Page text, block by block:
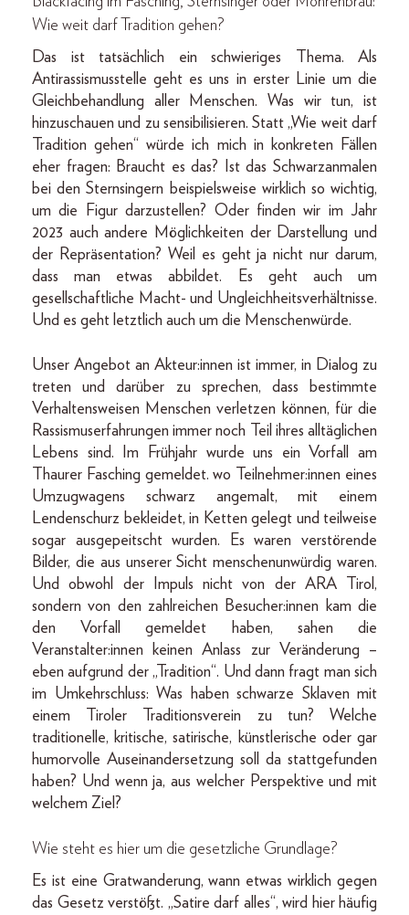
Wie weit darf Tradition gehen?
Das ist tatsächlich ein schwieriges Thema. Als
Antirassismusstelle geht es uns in erster Linie um die
Gleichbehandlung aller Menschen. Was wir tun, ist
hinzuschauen und zu sensibilisieren. Statt „Wie weit darf
Tradition gehen“ würde ich mich in konkreten Fällen
eher fragen: Braucht es das? Ist das Schwarzanmalen
bei den Sternsingern beispielsweise wirklich so wichtig,
um die Figur darzustellen? Oder finden wir im Jahr
2023 auch andere Möglichkeiten der Darstellung und
der Repräsentation? Weil es geht ja nicht nur darum,
dass man etwas abbildet. Es geht auch um
gesellschaftliche Macht- und Ungleichheitsverhältnisse.
Und es geht letztlich auch um die Menschenwürde.
Unser Angebot an Akteur:innen ist immer, in Dialog zu
treten und darüber zu sprechen, dass bestimmte
Verhaltensweisen Menschen verletzen können, für die
Rassismuserfahrungen immer noch Teil ihres alltäglichen
Lebens sind. Im Frühjahr wurde uns ein Vorfall am
Thaurer Fasching gemeldet. wo Teilnehmer:innen eines
Umzugwagens schwarz angemalt, mit einem
Lendenschurz bekleidet, in Ketten gelegt und teilweise
sogar ausgepeitscht wurden. Es waren verstörende
Bilder, die aus unserer Sicht menschenunwürdig waren.
Und obwohl der Impuls nicht von der ARA Tirol,
sondern von den zahlreichen Besucher:innen kam die
den Vorfall gemeldet haben, sahen die
Veranstalter:innen keinen Anlass zur Veränderung –
eben aufgrund der „Tradition“. Und dann fragt man sich
im Umkehrschluss: Was haben schwarze Sklaven mit
einem Tiroler Traditionsverein zu tun? Welche
traditionelle, kritische, satirische, künstlerische oder gar
humorvolle Auseinandersetzung soll da stattgefunden
haben? Und wenn ja, aus welcher Perspektive und mit
welchem Ziel?
Wie steht es hier um die gesetzliche Grundlage?
Es ist eine Gratwanderung, wann etwas wirklich gegen
das Gesetz verstößt. „Satire darf alles“, wird hier häufig